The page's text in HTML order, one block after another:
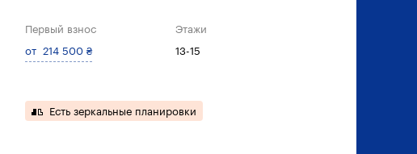
Первый взнос
от 214 500 ₴
Этажи
13-15
Есть зеркальные планировки